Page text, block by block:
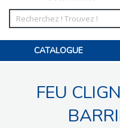
CATALOGUE
FEU